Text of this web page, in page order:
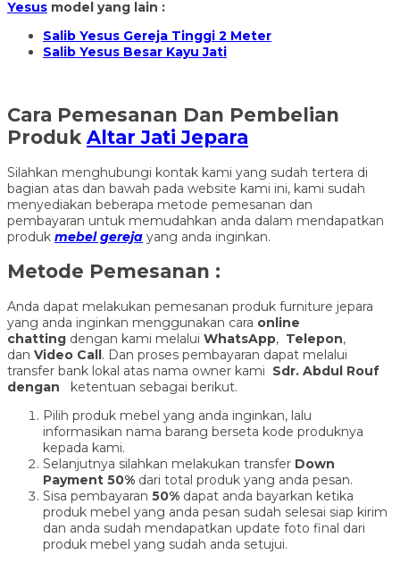
Yesus model yang lain :
Salib Yesus Gereja Tinggi 2 Meter
Salib Yesus Besar Kayu Jati
Cara Pemesanan Dan Pembelian
Produk Altar Jati Jepara
Silahkan menghubungi kontak kami yang sudah tertera di
bagian atas dan bawah pada website kami ini, kami sudah
menyediakan beberapa metode pemesanan dan
pembayaran untuk memudahkan anda dalam mendapatkan
produk mebel gereja yang anda inginkan.
Metode Pemesanan :
Anda dapat melakukan pemesanan produk furniture jepara
yang anda inginkan menggunakan cara online
chatting dengan kami melalui WhatsApp, Telepon,
dan Video Call. Dan proses pembayaran dapat melalui
transfer bank lokal atas nama owner kami Sdr. Abdul Rouf
dengan ketentuan sebagai berikut.
Pilih produk mebel yang anda inginkan, lalu
informasikan nama barang berseta kode produknya
kepada kami.
Selanjutnya silahkan melakukan transfer Down
Payment 50% dari total produk yang anda pesan.
Sisa pembayaran 50% dapat anda bayarkan ketika
produk mebel yang anda pesan sudah selesai siap kirim
dan anda sudah mendapatkan update foto final dari
produk mebel yang sudah anda setujui.